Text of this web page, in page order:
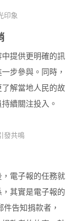
印象
提供更明確的訊
步參與。同時，
解當地人民的故
續關注投入。
發共鳴
電子報的任務就
其實是電子報的
告知捐款者，